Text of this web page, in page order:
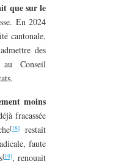
que sur le
En 2024
cantonale,
des
au Conseil
moins
fracassée
[18]
restait
faute
[19], renouait